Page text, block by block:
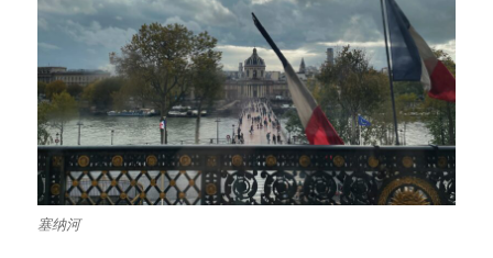
塞纳河